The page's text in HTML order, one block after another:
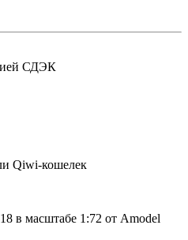
СДЭК
Qiwi-кошелек
в масштабе 1:72 от Amodel